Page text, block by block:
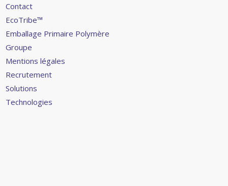
Contact
EcoTribe™
Emballage Primaire Polymère
Groupe
Mentions légales
Recrutement
Solutions
Technologies